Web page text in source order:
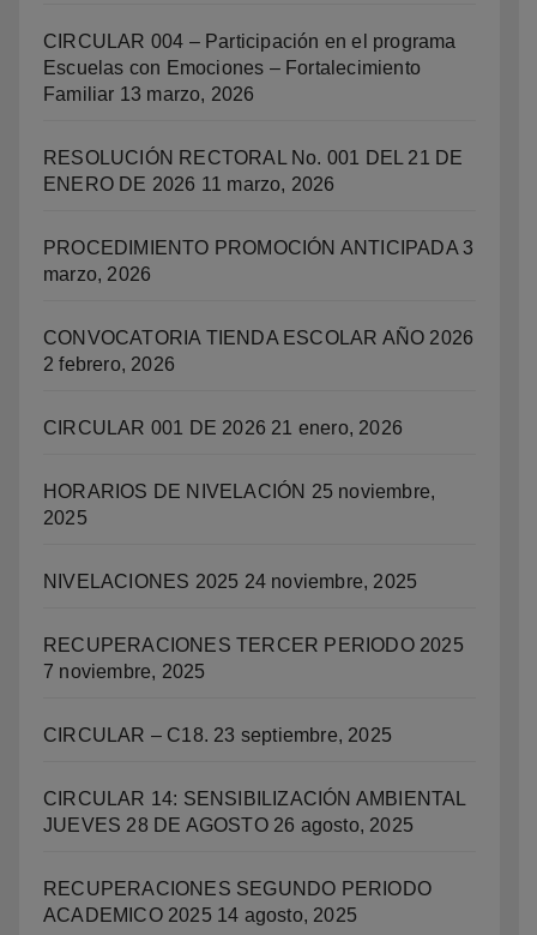
CIRCULAR 004 – Participación en el programa
Escuelas con Emociones – Fortalecimiento
Familiar 13 marzo, 2026
RESOLUCIÓN RECTORAL No. 001 DEL 21 DE
ENERO DE 2026 11 marzo, 2026
PROCEDIMIENTO PROMOCIÓN ANTICIPADA 3
marzo, 2026
CONVOCATORIA TIENDA ESCOLAR AÑO 2026
2 febrero, 2026
CIRCULAR 001 DE 2026 21 enero, 2026
HORARIOS DE NIVELACIÓN 25 noviembre,
2025
NIVELACIONES 2025 24 noviembre, 2025
RECUPERACIONES TERCER PERIODO 2025
7 noviembre, 2025
CIRCULAR – C18. 23 septiembre, 2025
CIRCULAR 14: SENSIBILIZACIÓN AMBIENTAL
JUEVES 28 DE AGOSTO 26 agosto, 2025
RECUPERACIONES SEGUNDO PERIODO
ACADEMICO 2025 14 agosto, 2025